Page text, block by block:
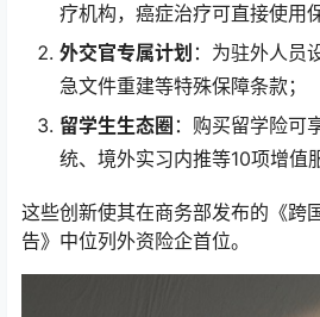
疗机构，癌症治疗可直接使用
外交官专属计划 ：为驻外人员
急文件重建等特殊保障条款；
留学生生态圈 ：购买留学险可
统、境外实习内推等10项增值
这些创新使其在商务部发布的《跨
告》中位列外资险企首位。